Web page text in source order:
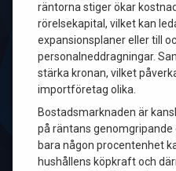
räntorna stiger ökar
rörelsekapital, vilket kan
expansionsplaner eller till
personalneddragningar.
stärka kronan, vilket
importföretag olika.
Bostadsmarknaden är
på räntans
bara någon procentenhet
hushållens köpkraft och